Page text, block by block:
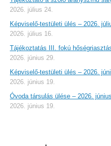
2026. július 24.
Képviselő-testületi ülés – 2026.
2026. július 16.
Tájékoztatás III. fokú
2026. június 29.
Képviselő-testületi ülés – 2026.
2026. június 19.
Óvoda társulás ülése – 2026.
2026. június 19.